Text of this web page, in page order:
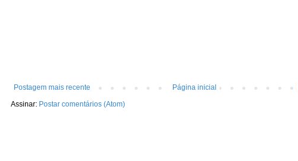
Postagem mais recente
Página inicial
Assinar: Postar comentários (Atom)